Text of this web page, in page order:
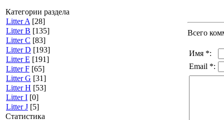
Категории раздела
Litter A [28]
Litter B [135]
Litter C [83]
Litter D [193]
Litter E [191]
Litter F [65]
Litter G [31]
Litter H [53]
Litter I [0]
Litter J [5]
Статистика
Всего
Имя *:
Email *: